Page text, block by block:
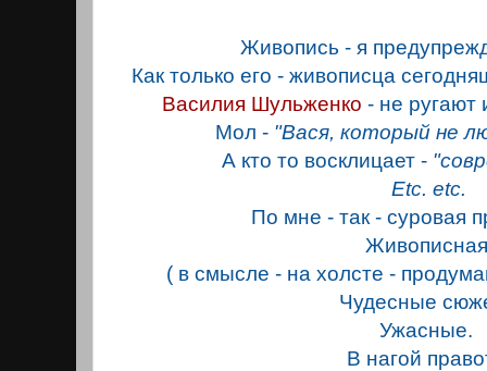
Живопись - я
Как только его - живописца
Василия Шульженко - не
Мол - "Вася, который не
А кто то восклицает -
Etc. etc.
По мне - так - суровая
( в смысле - на холсте -
Чудесные
Ужасные.
В нагой